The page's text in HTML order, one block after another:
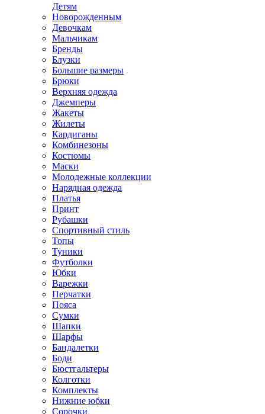
Детям
Новорожденным
Девочкам
Мальчикам
Бренды
Блузки
Большие размеры
Брюки
Верхняя одежда
Джемперы
Жакеты
Жилеты
Кардиганы
Комбинезоны
Костюмы
Маски
Молодежные коллекции
Нарядная одежда
Платья
Принт
Рубашки
Спортивный стиль
Топы
Туники
Футболки
Юбки
Варежки
Перчатки
Пояса
Сумки
Шапки
Шарфы
Бандалетки
Боди
Бюстгальтеры
Колготки
Комплекты
Нижние юбки
Сорочки